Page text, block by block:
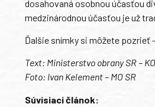
dosahovaná osobnou účasťou
medzinárodnou účasťou je už
Ďalšie snímky si môžete pozrieť
Text: Ministerstvo obrany SR –
Foto: Ivan Kelement – MO SR
Súvisiaci článok: